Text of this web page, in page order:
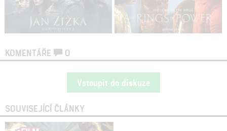
KOMENTÁŘE 0
Vstoupit do diskuze
SOUVISEJÍCÍ ČLÁNKY